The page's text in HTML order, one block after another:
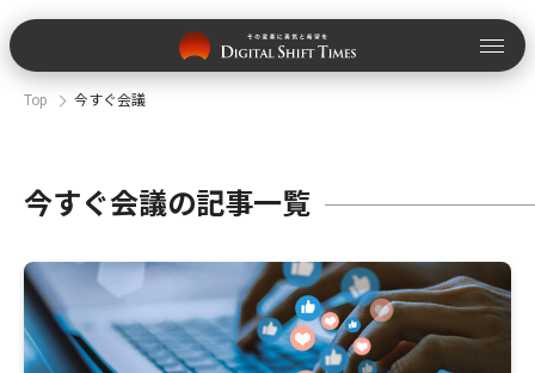
Top 今すぐ会議
今すぐ会議の記事一覧